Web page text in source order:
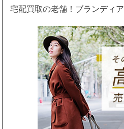
宅配買取の老舗！ブランディア